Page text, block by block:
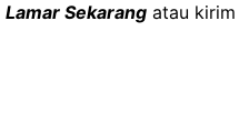
Lamar Sekarang atau kirim